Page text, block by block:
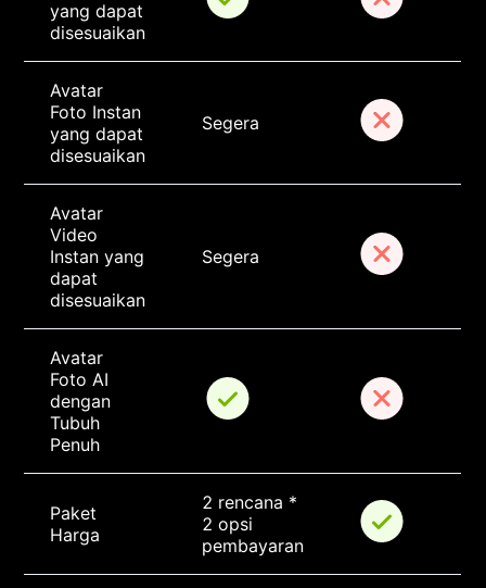
yang dapat
disesuaikan
Avatar
Foto Instan
yang dapat
disesuaikan
Segera
Avatar
Video
Instan yang
dapat
disesuaikan
Segera
Avatar
Foto AI
dengan
Tubuh
Penuh
Paket
Harga
2 rencana *
2 opsi
pembayaran